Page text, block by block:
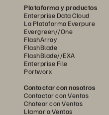
Plataforma y productos
Enterprise Data Cloud
La Plataforma Everpure
Evergreen//One
FlashArray
FlashBlade
FlashBlade//EXA
Enterprise File
Portworx
Contactar con nosotros
Contactar con Ventas
Chatear con Ventas
Llamar a Ventas